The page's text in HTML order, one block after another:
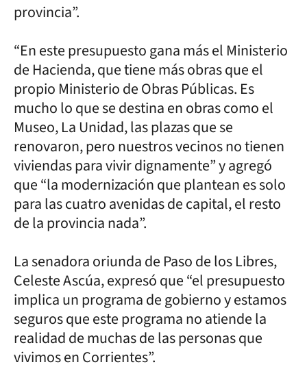
provincia”.
“En este presupuesto gana más el Ministerio
de Hacienda, que tiene más obras que el
propio Ministerio de Obras Públicas. Es
mucho lo que se destina en obras como el
Museo, La Unidad, las plazas que se
renovaron, pero nuestros vecinos no tienen
viviendas para vivir dignamente” y agregó
que “la modernización que plantean es solo
para las cuatro avenidas de capital, el resto
de la provincia nada”.
La senadora oriunda de Paso de los Libres,
Celeste Ascúa, expresó que “el presupuesto
implica un programa de gobierno y estamos
seguros que este programa no atiende la
realidad de muchas de las personas que
vivimos en Corrientes”.